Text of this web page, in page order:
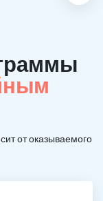
от оказываемого